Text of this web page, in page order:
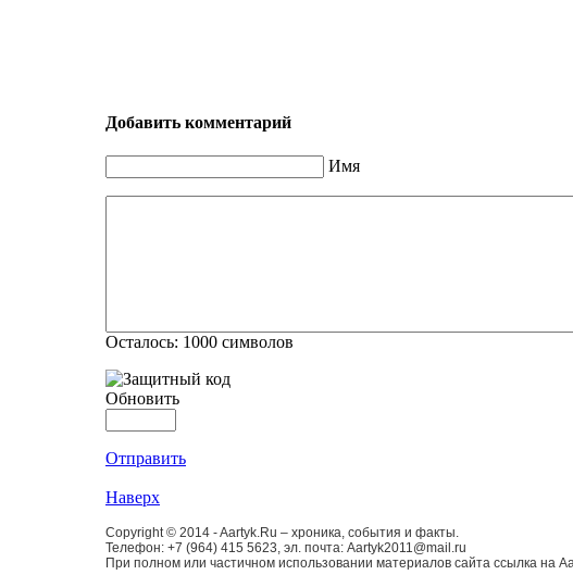
Добавить комментарий
Имя
Осталось: 1000 символов
Обновить
Отправить
Наверх
Copyright © 2014 - Aartyk.Ru – хроника, события и факты.
Телефон: +7 (964) 415 5623, эл. почта: Aartyk2011@mail.ru
При полном или частичном использовании материалов сайта ссылка на